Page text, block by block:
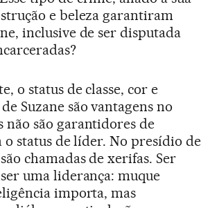
e beleza garantiram
inclusive de ser disputada
o status de classe, cor e
Suzane são vantagens no
não são garantidores de
o status de líder. No presídio de
chamadas de xerifas. Ser
uma liderança: muque
importa, mas